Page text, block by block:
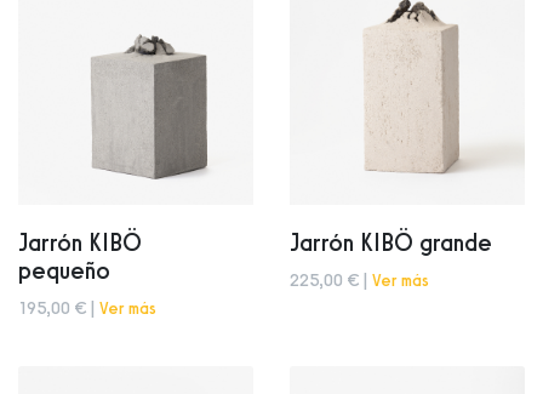
Jarrón KIBÖ
pequeño
195,00 € | Ver más
Jarrón KIBÖ grande
225,00 € | Ver más